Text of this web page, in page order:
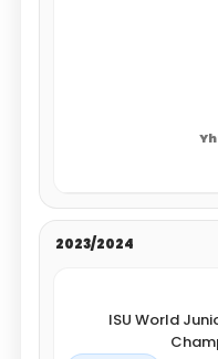
2023/2024
ISU World